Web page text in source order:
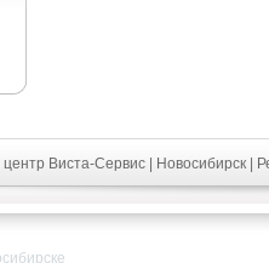
Виста-Сервис | Новосибирск |